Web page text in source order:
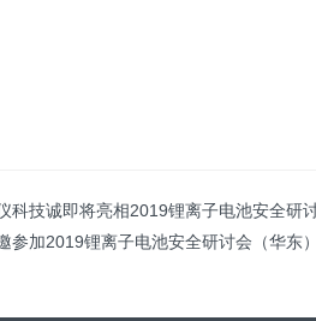
科技诚即将亮相2019锂离子电池安全研
参加2019锂离子电池安全研讨会（华东）